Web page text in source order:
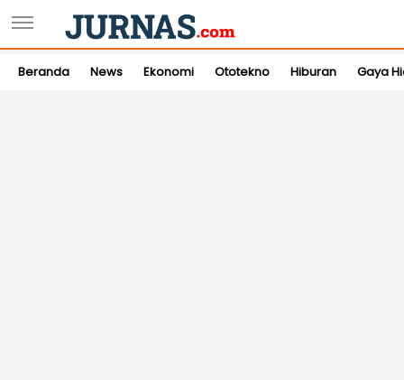
Beranda News Ekonomi Ototekno Hiburan Gaya